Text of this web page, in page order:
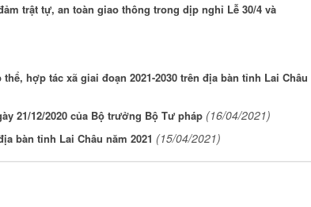
trật tự, an toàn giao thông trong dịp nghỉ Lễ 30/4 và
hợp tác xã giai đoạn 2021-2030 trên địa bàn tỉnh Lai Châu
21/12/2020 của Bộ trưởng Bộ Tư pháp (16/04/2021)
bàn tỉnh Lai Châu năm 2021 (15/04/2021)